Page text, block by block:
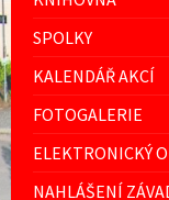
SPOLKY
KALENDÁŘ AKCÍ
FOTOGALERIE
ELEKTRONICKÝ
NAHLÁŠENÍ